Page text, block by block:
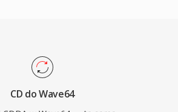
go dobrze dostosowanym
muzyki filmowej, nagrywania
zywo i akwizycji danych
CD do Wave64